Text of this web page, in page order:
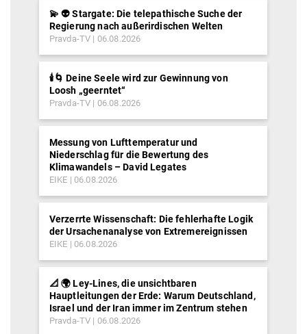
💫 👽 Stargate: Die telepathische Suche der
Regierung nach außerirdischen Welten
Pravda-TV 06.08.2026
🕯️🌀 Deine Seele wird zur Gewinnung von
Loosh „geerntet“
Pravda-TV 06.08.2026
Messung von Lufttemperatur und
Niederschlag für die Bewertung des
Klimawandels – David Legates
EIKE 06.08.2026
Verzerrte Wissenschaft: Die fehlerhafte Logik
der Ursachenanalyse von Extremereignissen
EIKE 06.08.2026
📐 🌍 Ley-Lines, die unsichtbaren
Hauptleitungen der Erde: Warum Deutschland,
Israel und der Iran immer im Zentrum stehen
Pravda-TV 06.08.2026